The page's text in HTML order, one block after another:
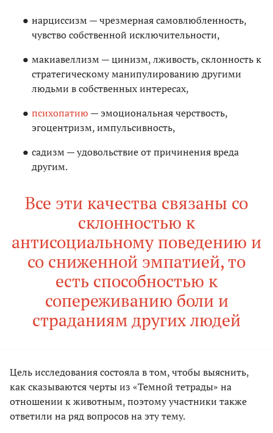
нарциссизм — чрезмерная самовлюбленность,
чувство собственной исключительности,
макиавеллизм — цинизм, лживость, склонность к
стратегическому манипулированию другими
людьми в собственных интересах,
психопатию — эмоциональная черствость,
эгоцентризм, импульсивность,
садизм — удовольствие от причинения вреда
другим.
Все эти качества связаны со
склонностью к
антисоциальному поведению и
со сниженной эмпатией, то
есть способностью к
сопереживанию боли и
страданиям других людей
Цель исследования состояла в том, чтобы выяснить,
как сказываются черты из «Темной тетрады» на
отношении к животным, поэтому участники также
ответили на ряд вопросов на эту тему.